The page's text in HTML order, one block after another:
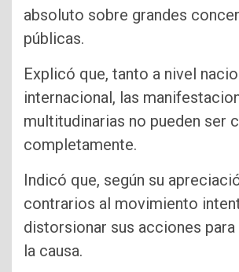
absoluto sobre grandes
públicas.
Explicó que, tanto a nivel
internacional, las
multitudinarias no pueden ser
completamente.
Indicó que, según su
contrarios al movimiento
distorsionar sus acciones
la causa.